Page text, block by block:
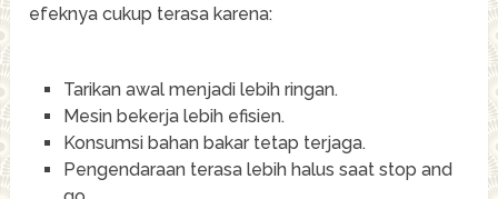
efeknya cukup terasa karena:
Tarikan awal menjadi lebih ringan.
Mesin bekerja lebih efisien.
Konsumsi bahan bakar tetap terjaga.
Pengendaraan terasa lebih halus saat stop and